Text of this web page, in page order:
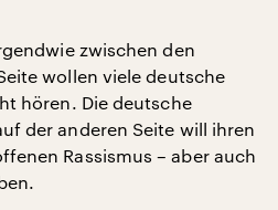
zwischen den
wollen viele deutsche
hören. Die deutsche
der anderen Seite will ihren
Rassismus – aber auch